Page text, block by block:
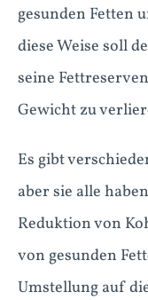
gesunden Fetten
diese Weise soll
seine
Gewicht zu
Es gibt
aber sie alle
Reduktion von
von gesunden
Umstellung auf